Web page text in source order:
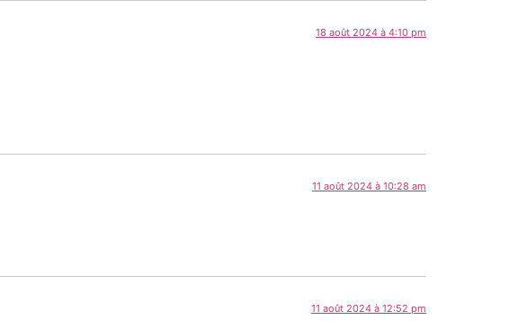
18 août 2024 à 4:10 pm
11 août 2024 à 10:28 am
11 août 2024 à 12:52 pm